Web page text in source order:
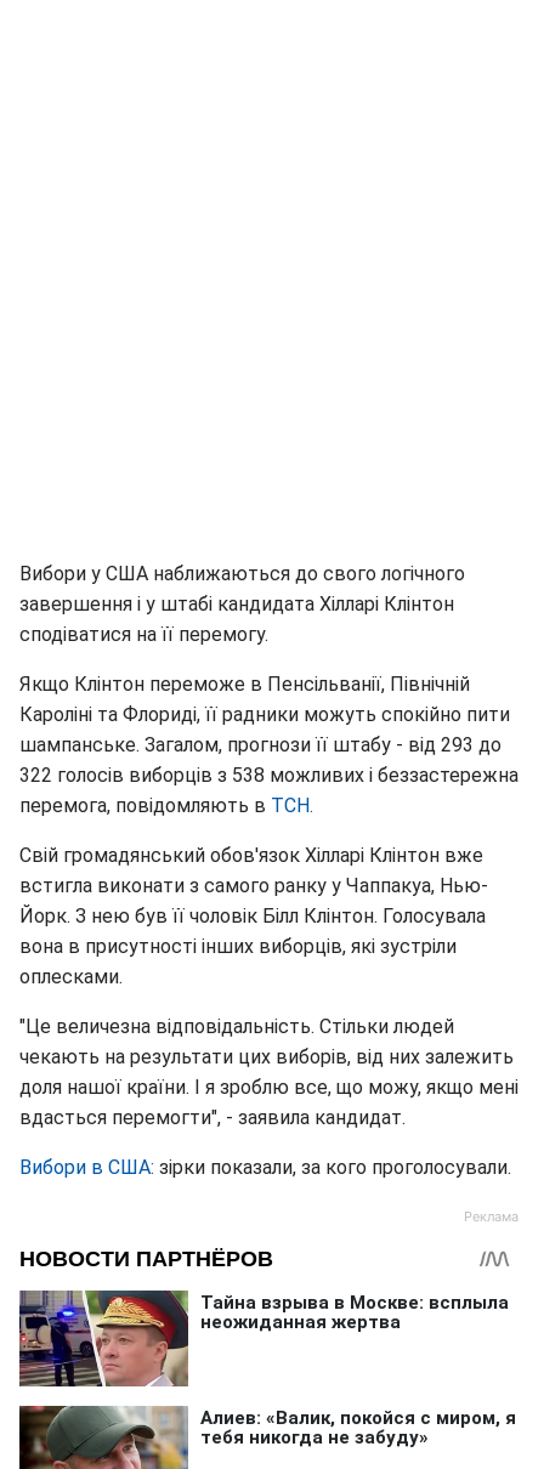
Вибори у США наближаються до свого логічного
завершення і у штабі кандидата Хілларі Клінтон
сподіватися на її перемогу.
Якщо Клінтон переможе в Пенсільванії, Північній
Кароліні та Флориді, її радники можуть спокійно пити
шампанське. Загалом, прогнози її штабу - від 293 до
322 голосів виборців з 538 можливих і беззастережна
перемога, повідомляють в ТСН.
Свій громадянський обов'язок Хілларі Клінтон вже
встигла виконати з самого ранку у Чаппакуа, Нью-
Йорк. З нею був її чоловік Білл Клінтон. Голосувала
вона в присутності інших виборців, які зустріли
оплесками.
"Це величезна відповідальність. Стільки людей
чекають на результати цих виборів, від них залежить
доля нашої країни. І я зроблю все, що можу, якщо мені
вдасться перемогти", - заявила кандидат.
Вибори в США: зірки показали, за кого проголосували.